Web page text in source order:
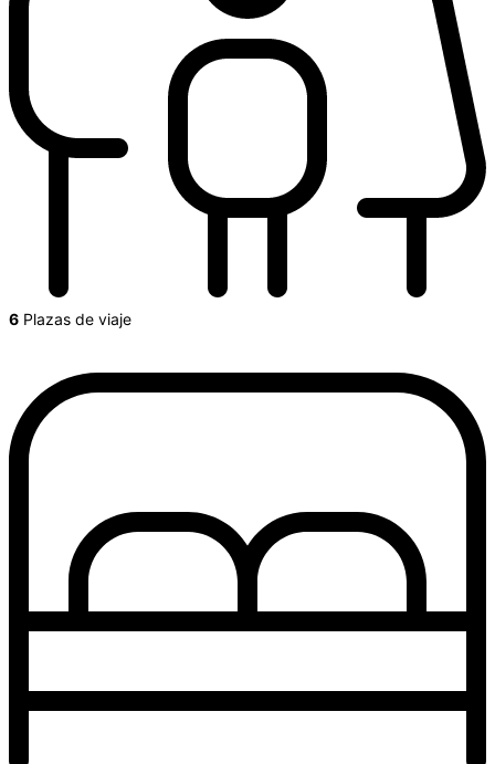
6 Plazas de viaje